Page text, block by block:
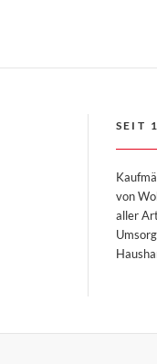
SEIT
von
aller